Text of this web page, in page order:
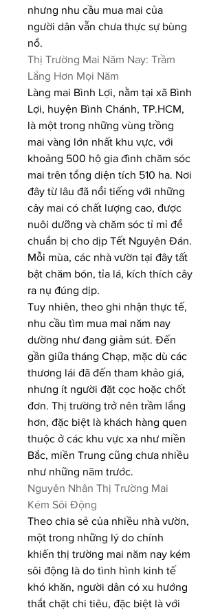
nhưng nhu cầu mua mai của
người dân vẫn chưa thực sự bùng
nổ.
Thị Trường Mai Năm Nay: Trầm
Lắng Hơn Mọi Năm
Làng mai Bình Lợi, nằm tại xã Bình
Lợi, huyện Bình Chánh, TP.HCM,
là một trong những vùng trồng
mai vàng lớn nhất khu vực, với
khoảng 500 hộ gia đình chăm sóc
mai trên tổng diện tích 510 ha. Nơi
đây từ lâu đã nổi tiếng với những
cây mai có chất lượng cao, được
nuôi dưỡng và chăm sóc tỉ mỉ để
chuẩn bị cho dịp Tết Nguyên Đán.
Mỗi mùa, các nhà vườn tại đây tất
bật chăm bón, tỉa lá, kích thích cây
ra nụ đúng dịp.
Tuy nhiên, theo ghi nhận thực tế,
nhu cầu tìm mua mai năm nay
dường như đang giảm sút. Đến
gần giữa tháng Chạp, mặc dù các
thương lái đã đến tham khảo giá,
nhưng ít người đặt cọc hoặc chốt
đơn. Thị trường trở nên trầm lắng
hơn, đặc biệt là khách hàng quen
thuộc ở các khu vực xa như miền
Bắc, miền Trung cũng chưa nhiều
như những năm trước.
Nguyên Nhân Thị Trường Mai
Kém Sôi Động
Theo chia sẻ của nhiều nhà vườn,
một trong những lý do chính
khiến thị trường mai năm nay kém
sôi động là do tình hình kinh tế
khó khăn, người dân có xu hướng
thắt chặt chi tiêu, đặc biệt là với